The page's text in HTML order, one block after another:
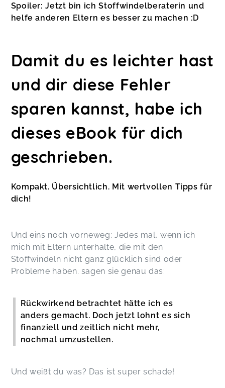
Spoiler: Jetzt bin ich Stoffwindelberaterin und
helfe anderen Eltern es besser zu machen :D
Damit du es leichter hast
und dir diese Fehler
sparen kannst, habe ich
dieses eBook für dich
geschrieben.
Kompakt. Übersichtlich. Mit wertvollen Tipps für
dich!
Und eins noch vorneweg: Jedes mal, wenn ich
mich mit Eltern unterhalte, die mit den
Stoffwindeln nicht ganz glücklich sind oder
Probleme haben. sagen sie genau das:
Rückwirkend betrachtet hätte ich es
anders gemacht. Doch jetzt lohnt es sich
finanziell und zeitlich nicht mehr,
nochmal umzustellen.
Und weißt du was? Das ist super schade!